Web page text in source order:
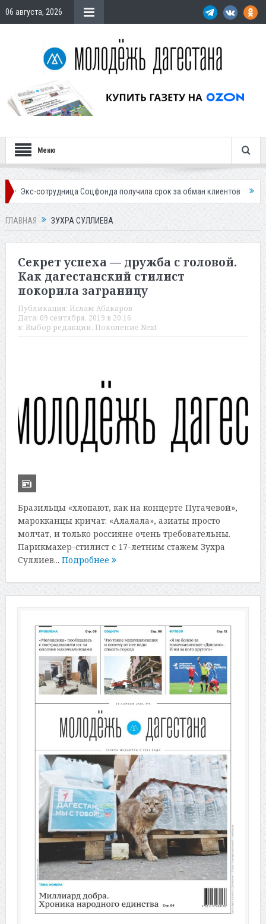
06 августа, 2026
Меню
Соцфонда получила срок за обман клиентов Жителей
ГЛАВНАЯ ЗУХРА СУЛЛИЕВА
Секрет успеха — дружба с головой.
Как дагестанский стилист
покорила заграницу
Публикация: Ислам Абакаров
Дата: 09 сентября, 2019 в 20:16
в: Выбор редакции, Поколение Next
Бразильцы «хлопают, как на концерте Пугачевой»,
марокканцы кричат: «Алалала», азиаты просто
молчат, и только россияне очень требовательны.
Парикмахер-стилист с 17-летним стажем Зухра
Суллиев... Подробнее